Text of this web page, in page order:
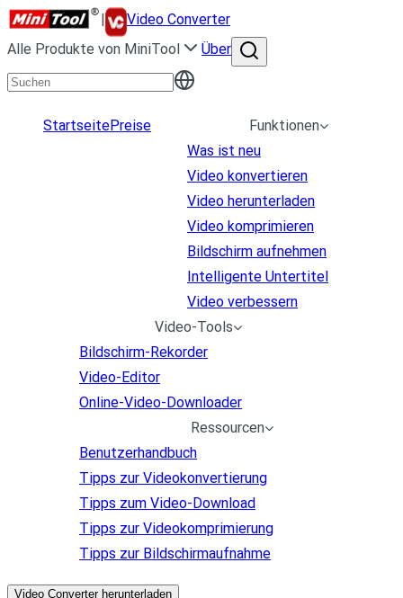
|
Video Converter
Alle Produkte von MiniTool
Über
StartseitePreise
Funktionen
Was ist neu
Video konvertieren
Video herunterladen
Video komprimieren
Bildschirm aufnehmen
Intelligente Untertitel
Video verbessern
Video-Tools
Bildschirm-Rekorder
Video-Editor
Online-Video-Downloader
Ressourcen
Benutzerhandbuch
Tipps zur Videokonvertierung
Tipps zum Video-Download
Tipps zur Videokomprimierung
Tipps zur Bildschirmaufnahme
Video Converter herunterladen